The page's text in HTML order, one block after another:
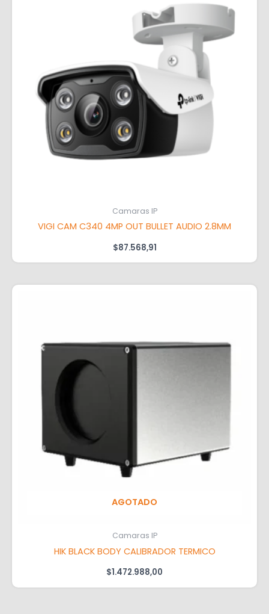
Camaras IP
VIGI CAM C340 4MP OUT BULLET AUDIO 2.8MM
$87.568,91
AGOTADO
Camaras IP
HIK BLACK BODY CALIBRADOR TERMICO
$1.472.988,00